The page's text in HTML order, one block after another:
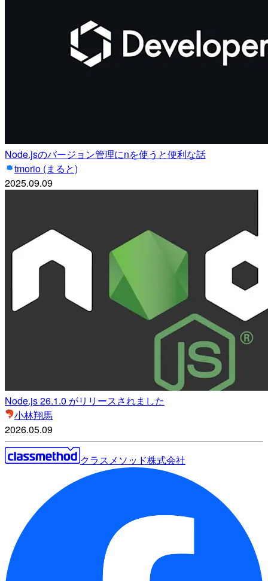
Node.jsのバージョン管理にnを使うと便利な話
tmorio (まると)
2025.09.09
Node.js 26.1.0 がリリースされました
小林翔馬
2026.05.09
クラスメソッド株式会社